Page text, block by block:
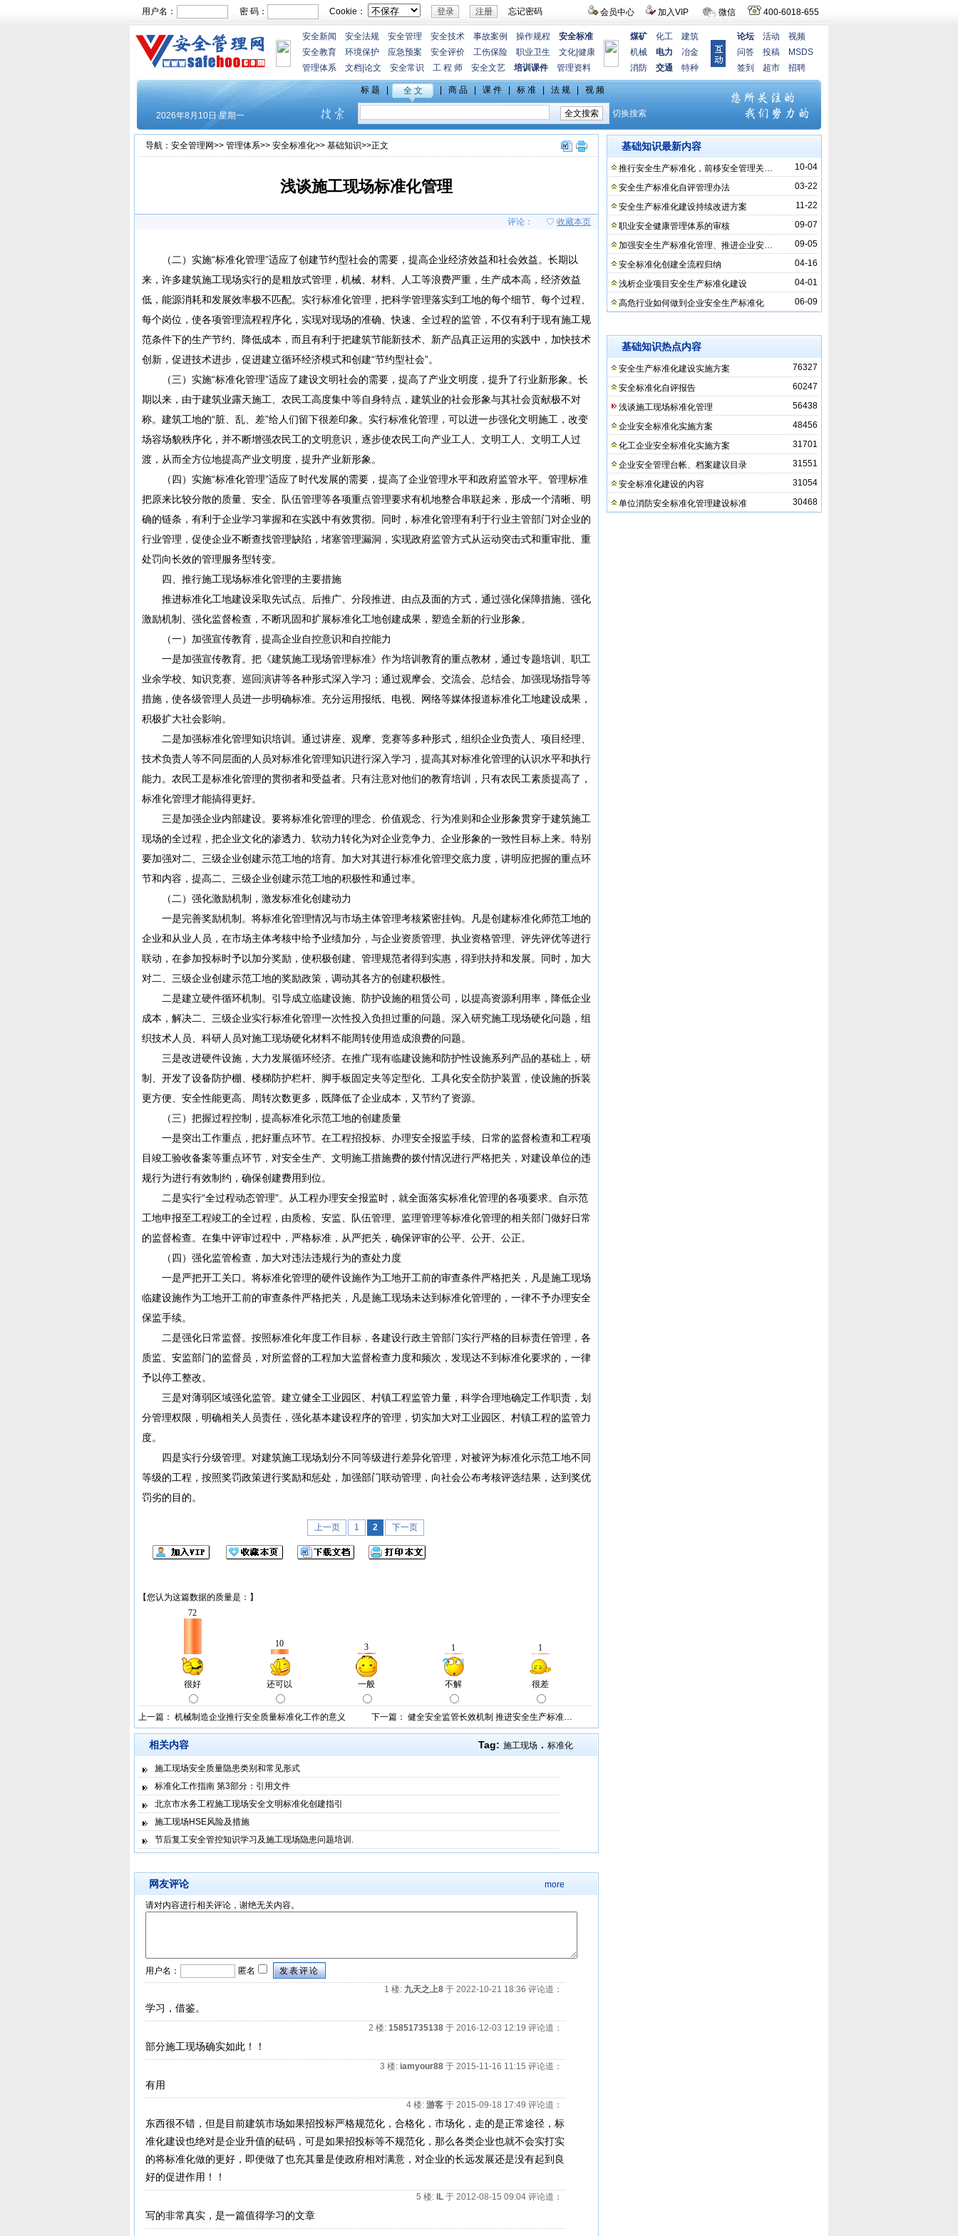
会员中心 加入VIP 微信 400-6018-655
用户名： 密 码： Cookie： 忘记密码
安全新闻 安全法规 安全管理 安全技术 事故案例 操作规程
安全标准
安全教育
环境保护 应急预案 安全评价 工伤保险 职业卫生 文化 健康
管理体系
文档 论文 安全常识 工 程 师 安全文艺 培训课件 管理资料
煤矿 化工
建筑
机械
电力
冶金
消防
交通 特种
论坛 活动
视频
问答
投稿
MSDS
签到
超市 招聘
导航： 安全管理网>> 管理体系>> 安全标准化>> 基础知识>>正文
浅谈施工现场标准化管理
评论： ♡ 收藏本页
（二）实施“标准化管理”适应了创建节约型社会的需要，提高企业经济效益和社会效益。长期以
来，许多建筑施工现场实行的是粗放式管理，机械、材料、人工等浪费严重，生产成本高，经济效益
低，能源消耗和发展效率极不匹配。实行标准化管理，把科学管理落实到工地的每个细节、每个过程、
每个岗位，使各项管理流程程序化，实现对现场的准确、快速、全过程的监管，不仅有利于现有施工规
范条件下的生产节约、降低成本，而且有利于把建筑节能新技术、新产品真正运用的实践中，加快技术
创新，促进技术进步，促进建立循环经济模式和创建“节约型社会”。
（三）实施“标准化管理”适应了建设文明社会的需要，提高了产业文明度，提升了行业新形象。长
期以来，由于建筑业露天施工、农民工高度集中等自身特点，建筑业的社会形象与其社会贡献极不对
称。建筑工地的“脏、乱、差”给人们留下很差印象。实行标准化管理，可以进一步强化文明施工，改变
场容场貌秩序化，并不断增强农民工的文明意识，逐步使农民工向产业工人、文明工人、文明工人过
渡，从而全方位地提高产业文明度，提升产业新形象。
（四）实施“标准化管理”适应了时代发展的需要，提高了企业管理水平和政府监管水平。管理标准
把原来比较分散的质量、安全、队伍管理等各项重点管理要求有机地整合串联起来，形成一个清晰、明
确的链条，有利于企业学习掌握和在实践中有效贯彻。同时，标准化管理有利于行业主管部门对企业的
行业管理，促使企业不断查找管理缺陷，堵塞管理漏洞，实现政府监管方式从运动突击式和重审批、重
处罚向长效的管理服务型转变。
四、推行施工现场标准化管理的主要措施
推进标准化工地建设采取先试点、后推广、分段推进、由点及面的方式，通过强化保障措施、强化
激励机制、强化监督检查，不断巩固和扩展标准化工地创建成果，塑造全新的行业形象。
（一）加强宣传教育，提高企业自控意识和自控能力
一是加强宣传教育。把《建筑施工现场管理标准》作为培训教育的重点教材，通过专题培训、职工
业余学校、知识竞赛、巡回演讲等各种形式深入学习；通过观摩会、交流会、总结会、加强现场指导等
措施，使各级管理人员进一步明确标准。充分运用报纸、电视、网络等媒体报道标准化工地建设成果，
积极扩大社会影响。
二是加强标准化管理知识培训。通过讲座、观摩、竞赛等多种形式，组织企业负责人、项目经理、
技术负责人等不同层面的人员对标准化管理知识进行深入学习，提高其对标准化管理的认识水平和执行
能力。农民工是标准化管理的贯彻者和受益者。只有注意对他们的教育培训，只有农民工素质提高了，
标准化管理才能搞得更好。
三是加强企业内部建设。要将标准化管理的理念、价值观念、行为准则和企业形象贯穿于建筑施工
现场的全过程，把企业文化的渗透力、软动力转化为对企业竞争力、企业形象的一致性目标上来。特别
要加强对二、三级企业创建示范工地的培育。加大对其进行标准化管理交底力度，讲明应把握的重点环
节和内容，提高二、三级企业创建示范工地的积极性和通过率。
（二）强化激励机制，激发标准化创建动力
一是完善奖励机制。将标准化管理情况与市场主体管理考核紧密挂钩。凡是创建标准化师范工地的
企业和从业人员，在市场主体考核中给予业绩加分，与企业资质管理、执业资格管理、评先评优等进行
联动，在参加投标时予以加分奖励，使积极创建、管理规范者得到实惠，得到扶持和发展。同时，加大
对二、三级企业创建示范工地的奖励政策，调动其各方的创建积极性。
二是建立硬件循环机制。引导成立临建设施、防护设施的租赁公司，以提高资源利用率，降低企业
成本，解决二、三级企业实行标准化管理一次性投入负担过重的问题。深入研究施工现场硬化问题，组
织技术人员、科研人员对施工现场硬化材料不能周转使用造成浪费的问题。
三是改进硬件设施，大力发展循环经济。在推广现有临建设施和防护性设施系列产品的基础上，研
制、开发了设备防护棚、楼梯防护栏杆、脚手板固定夹等定型化、工具化安全防护装置，使设施的拆装
更方便、安全性能更高、周转次数更多，既降低了企业成本，又节约了资源。
（三）把握过程控制，提高标准化示范工地的创建质量
一是突出工作重点，把好重点环节。在工程招投标、办理安全报监手续、日常的监督检查和工程项
目竣工验收备案等重点环节，对安全生产、文明施工措施费的拨付情况进行严格把关，对建设单位的违
规行为进行有效制约，确保创建费用到位。
二是实行“全过程动态管理”。从工程办理安全报监时，就全面落实标准化管理的各项要求。自示范
工地申报至工程竣工的全过程，由质检、安监、队伍管理、监理管理等标准化管理的相关部门做好日常
的监督检查。在集中评审过程中，严格标准，从严把关，确保评审的公平、公开、公正。
（四）强化监管检查，加大对违法违规行为的查处力度
一是严把开工关口。将标准化管理的硬件设施作为工地开工前的审查条件严格把关，凡是施工现场
临建设施作为工地开工前的审查条件严格把关，凡是施工现场未达到标准化管理的，一律不予办理安全
保监手续。
二是强化日常监督。按照标准化年度工作目标，各建设行政主管部门实行严格的目标责任管理，各
质监、安监部门的监督员，对所监督的工程加大监督检查力度和频次，发现达不到标准化要求的，一律
予以停工整改。
三是对薄弱区域强化监管。建立健全工业园区、村镇工程监管力量，科学合理地确定工作职责，划
分管理权限，明确相关人员责任，强化基本建设程序的管理，切实加大对工业园区、村镇工程的监管力
度。
四是实行分级管理。对建筑施工现场划分不同等级进行差异化管理，对被评为标准化示范工地不同
等级的工程，按照奖罚政策进行奖励和惩处，加强部门联动管理，向社会公布考核评选结果，达到奖优
罚劣的目的。
上一页 1 2 下一页
下一篇： 健全安全监管长效机制 推进安全生产标准…
上一篇： 机械制造企业推行安全质量标准化工作的意义
Tag: 施工现场 . 标准化
相关内容
施工现场安全质量隐患类别和常见形式
标准化工作指南 第3部分：引用文件
北京市水务工程施工现场安全文明标准化创建指引
施工现场HSE风险及措施
节后复工安全管控知识学习及施工现场隐患问题培训.
网友评论 more
请对内容进行相关评论，谢绝无关内容。
用户名： 匿名
发表评论
1 楼: 九天之上8 于 2022-10-21 18:36 评论道：
学习，借鉴。
2 楼: 15851735138 于 2016-12-03 12:19 评论道：
部分施工现场确实如此！！
3 楼: iamyour88 于 2015-11-16 11:15 评论道：
有用
4 楼: 游客 于 2015-09-18 17:49 评论道：
东西很不错，但是目前建筑市场如果招投标严格规范化，合格化，市场化，走的是正常途径，标
准化建设也绝对是企业升值的砝码，可是如果招投标等不规范化，那么各类企业也就不会实打实
的将标准化做的更好，即便做了也充其量是使政府相对满意，对企业的长远发展还是没有起到良
好的促进作用！！
5 楼: lL 于 2012-08-15 09:04 评论道：
写的非常真实，是一篇值得学习的文章
基础知识最新内容
10-04
推行安全生产标准化，前移安全管理关…
03-22
安全生产标准化自评管理办法
11-22
安全生产标准化建设持续改进方案
09-07
职业安全健康管理体系的审核
09-05
加强安全生产标准化管理、推进企业安…
04-16
安全标准化创建全流程归纳
04-01
浅析企业项目安全生产标准化建设
06-09
高危行业如何做到企业安全生产标准化
基础知识热点内容
76327
安全生产标准化建设实施方案
60247
安全标准化自评报告
56438
浅谈施工现场标准化管理
48456
企业安全标准化实施方案
31701
化工企业安全标准化实施方案
31551
企业安全管理台帐、档案建议目录
31054
安全标准化建设的内容
30468
单位消防安全标准化管理建设标准